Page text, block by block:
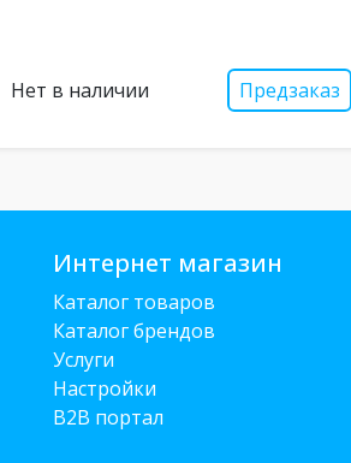
Нет в наличии Предзаказ
Интернет магазин
Каталог товаров
Каталог брендов
Услуги
Настройки
B2B портал